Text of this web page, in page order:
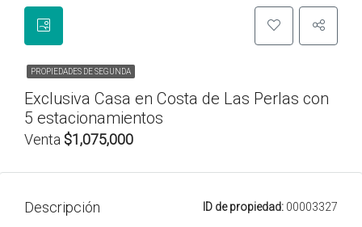
PROPIEDADES DE SEGUNDA
Exclusiva Casa en Costa de Las Perlas con
5 estacionamientos
Venta $1,075,000
Descripción ID de propiedad: 00003327